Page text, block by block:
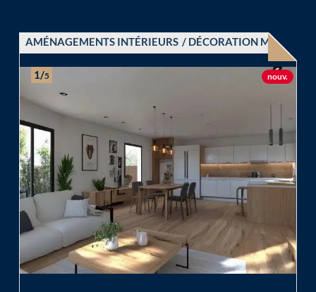
AMÉNAGEMENTS INTÉRIEURS DÉCORATION MAISON
nouv.
1/5